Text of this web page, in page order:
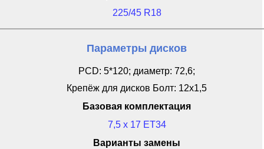
225/45 R18
Параметры дисков
PCD: 5*120; диаметр: 72,6;
Крепёж для дисков Болт: 12x1,5
Базовая комплектация
7,5 x 17 ET34
Варианты замены